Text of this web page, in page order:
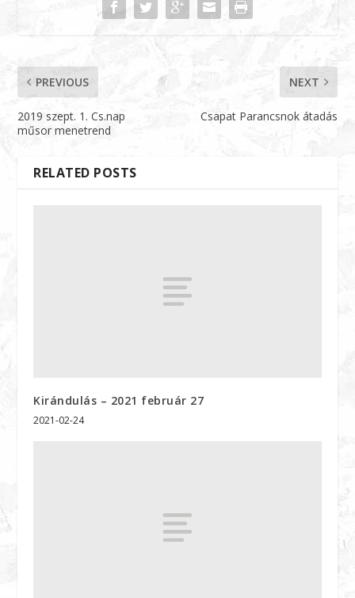
PREVIOUS
2019 szept. 1. Cs.nap
műsor menetrend
NEXT
Csapat Parancsnok átadás
RELATED POSTS
Kirándulás – 2021 február 27
2021-02-24